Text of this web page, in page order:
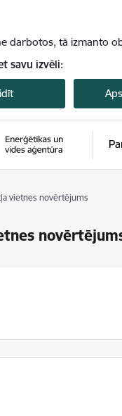
darbotos, tā izmanto
savu izvēli:
vietnes novērtējums
bija noderīga?